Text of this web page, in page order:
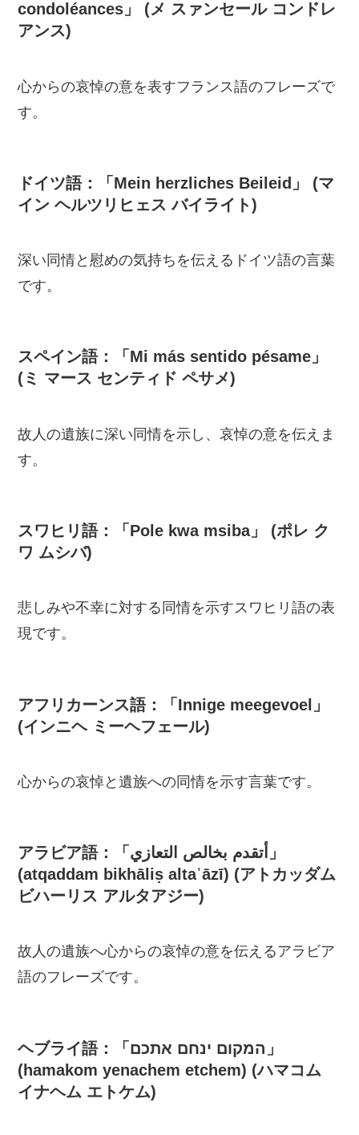
condoléances」 (メ スァンセール コンドレ
アンス)
心からの哀悼の意を表すフランス語のフレーズで
す。
ドイツ語：「Mein herzliches Beileid」 (マ
イン ヘルツリヒェス バイライト)
深い同情と慰めの気持ちを伝えるドイツ語の言葉
です。
スペイン語：「Mi más sentido pésame」
(ミ マース センティド ペサメ)
故人の遺族に深い同情を示し、哀悼の意を伝えま
す。
スワヒリ語：「Pole kwa msiba」 (ポレ ク
ワ ムシバ)
悲しみや不幸に対する同情を示すスワヒリ語の表
現です。
アフリカーンス語：「Innige meegevoel」
(インニヘ ミーヘフェール)
心からの哀悼と遺族への同情を示す言葉です。
アラビア語：「أتقدم بخالص التعازي」
(atqaddam bikhāliṣ altaʿāzī) (アトカッダム
ビハーリス アルタアジー)
故人の遺族へ心からの哀悼の意を伝えるアラビア
語のフレーズです。
ヘブライ語：「המקום ינחם אתכם」
(hamakom yenachem etchem) (ハマコム
イナヘム エトケム)